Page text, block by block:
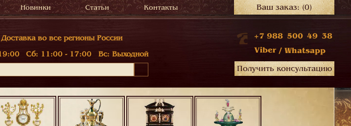
Новинки Статьи Контакты Ваш заказ:(0)
Доставка во все регионы России
Сб: 11:00 - 17:00 Вс: Выходной
+7 988 500 49 38
Viber / Whatsapp
Получить консультацию